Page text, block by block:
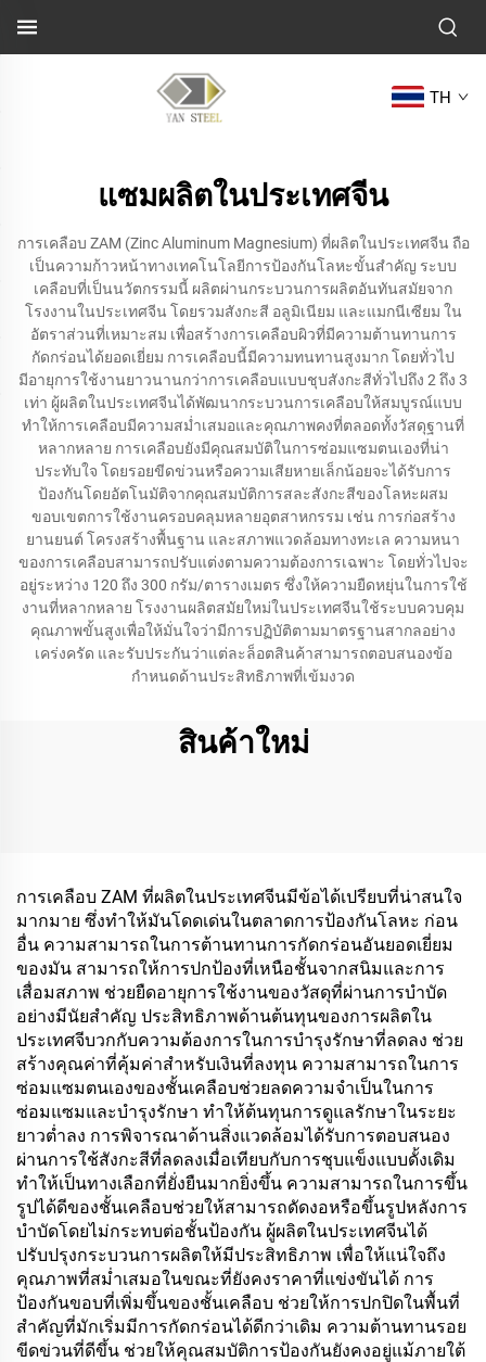
TH
แซมผลิตในประเทศจีน
การเคลือบ ZAM (Zinc Aluminum Magnesium) ที่ผลิตในประเทศจีน ถือ
เป็นความก้าวหน้าทางเทคโนโลยีการป้องกันโลหะขั้นสำคัญ ระบบ
เคลือบที่เป็นนวัตกรรมนี้ ผลิตผ่านกระบวนการผลิตอันทันสมัยจาก
โรงงานในประเทศจีน โดยรวมสังกะสี อลูมิเนียม และแมกนีเซียม ใน
อัตราส่วนที่เหมาะสม เพื่อสร้างการเคลือบผิวที่มีความต้านทานการ
กัดกร่อนได้ยอดเยี่ยม การเคลือบนี้มีความทนทานสูงมาก โดยทั่วไป
มีอายุการใช้งานยาวนานกว่าการเคลือบแบบชุบสังกะสีทั่วไปถึง 2 ถึง 3
เท่า ผู้ผลิตในประเทศจีนได้พัฒนากระบวนการเคลือบให้สมบูรณ์แบบ
ทำให้การเคลือบมีความสม่ำเสมอและคุณภาพคงที่ตลอดทั้งวัสดุฐานที่
หลากหลาย การเคลือบยังมีคุณสมบัติในการซ่อมแซมตนเองที่น่า
ประทับใจ โดยรอยขีดข่วนหรือความเสียหายเล็กน้อยจะได้รับการ
ป้องกันโดยอัตโนมัติจากคุณสมบัติการสละสังกะสีของโลหะผสม
ขอบเขตการใช้งานครอบคลุมหลายอุตสาหกรรม เช่น การก่อสร้าง
ยานยนต์ โครงสร้างพื้นฐาน และสภาพแวดล้อมทางทะเล ความหนา
ของการเคลือบสามารถปรับแต่งตามความต้องการเฉพาะ โดยทั่วไปจะ
อยู่ระหว่าง 120 ถึง 300 กรัม/ตารางเมตร ซึ่งให้ความยืดหยุ่นในการใช้
งานที่หลากหลาย โรงงานผลิตสมัยใหม่ในประเทศจีนใช้ระบบควบคุม
คุณภาพขั้นสูงเพื่อให้มั่นใจว่ามีการปฏิบัติตามมาตรฐานสากลอย่าง
เคร่งครัด และรับประกันว่าแต่ละล็อตสินค้าสามารถตอบสนองข้อ
กำหนดด้านประสิทธิภาพที่เข้มงวด
สินค้าใหม่
การเคลือบ ZAM ที่ผลิตในประเทศจีนมีข้อได้เปรียบที่น่าสนใจ
มากมาย ซึ่งทำให้มันโดดเด่นในตลาดการป้องกันโลหะ ก่อน
อื่น ความสามารถในการต้านทานการกัดกร่อนอันยอดเยี่ยม
ของมัน สามารถให้การปกป้องที่เหนือชั้นจากสนิมและการ
เสื่อมสภาพ ช่วยยืดอายุการใช้งานของวัสดุที่ผ่านการบำบัด
อย่างมีนัยสำคัญ ประสิทธิภาพด้านต้นทุนของการผลิตใน
ประเทศจีบวกกับความต้องการในการบำรุงรักษาที่ลดลง ช่วย
สร้างคุณค่าที่คุ้มค่าสำหรับเงินที่ลงทุน ความสามารถในการ
ซ่อมแซมตนเองของชั้นเคลือบช่วยลดความจำเป็นในการ
ซ่อมแซมและบำรุงรักษา ทำให้ต้นทุนการดูแลรักษาในระยะ
ยาวต่ำลง การพิจารณาด้านสิ่งแวดล้อมได้รับการตอบสนอง
ผ่านการใช้สังกะสีที่ลดลงเมื่อเทียบกับการชุบแข็งแบบดั้งเดิม
ทำให้เป็นทางเลือกที่ยั่งยืนมากยิ่งขึ้น ความสามารถในการขึ้น
รูปได้ดีของชั้นเคลือบช่วยให้สามารถดัดงอหรือขึ้นรูปหลังการ
บำบัดโดยไม่กระทบต่อชั้นป้องกัน ผู้ผลิตในประเทศจีนได้
ปรับปรุงกระบวนการผลิตให้มีประสิทธิภาพ เพื่อให้แน่ใจถึง
คุณภาพที่สม่ำเสมอในขณะที่ยังคงราคาที่แข่งขันได้ การ
ป้องกันขอบที่เพิ่มขึ้นของชั้นเคลือบ ช่วยให้การปกปิดในพื้นที่
สำคัญที่มักเริ่มมีการกัดกร่อนได้ดีกว่าเดิม ความต้านทานรอย
ขีดข่วนที่ดีขึ้น ช่วยให้คุณสมบัติการป้องกันยังคงอยู่แม้ภายใต้